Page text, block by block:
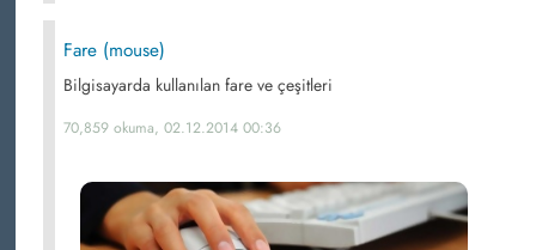
Fare (mouse)
Bilgisayarda kullanılan fare ve çeşitleri
70,859 okuma, 02.12.2014 00:36